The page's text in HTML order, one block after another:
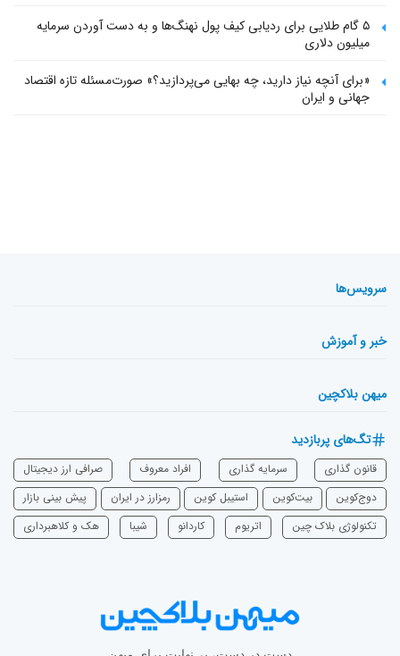
۵ گام طلایی برای ردیابی کیف پول‌ نهنگ‌ها و به دست آوردن سرمایه
میلیون دلاری
«برای آنچه نیاز دارید، چه بهایی می‌پردازید؟» صورت‌مسئله تازه اقتصاد
جهانی و ایران
سرویس‌ها
خبر و آموزش
میهن بلاکچین
تگ‌های پربازدید
قانون گذاری سرمایه‌ گذاری افراد معروف
صرافی ارز دیجیتال
دوج‌کوین
بیت‌کوین استیبل کوین رمزارز در ایران
پیش بینی بازار
تکنولوژی بلاک چین
اتریوم ‌کاردانو شیبا هک و کلاهبرداری